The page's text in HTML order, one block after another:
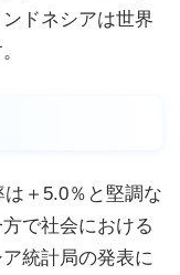
ドネシアは世界
＋5.0％と堅調な
で社会における
統計局の発表に